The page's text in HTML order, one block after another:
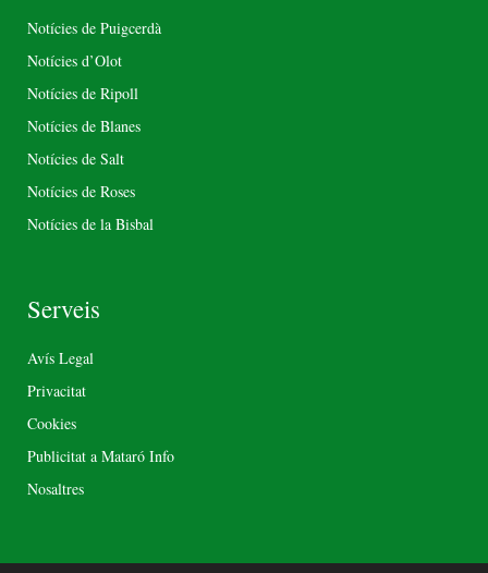
Notícies de Puigcerdà
Notícies d’Olot
Notícies de Ripoll
Notícies de Blanes
Notícies de Salt
Notícies de Roses
Notícies de la Bisbal
Serveis
Avís Legal
Privacitat
Cookies
Publicitat a Mataró Info
Nosaltres